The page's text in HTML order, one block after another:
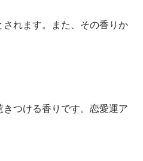
れます。また、その香りか
つける香りです。恋愛運ア